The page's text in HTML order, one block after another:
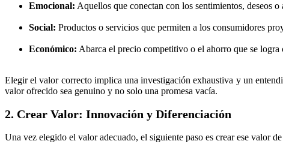
Emocional: Aquellos que conectan con los sentimientos, deseos
Social: Productos o servicios que permiten a los consumidores
Económico: Abarca el precio competitivo o el ahorro que se
Elegir el valor correcto implica una investigación exhaustiva y un
valor ofrecido sea genuino y no solo una promesa vacía.
2. Crear Valor: Innovación y Diferenciación
Una vez elegido el valor adecuado, el siguiente paso es crear ese valor